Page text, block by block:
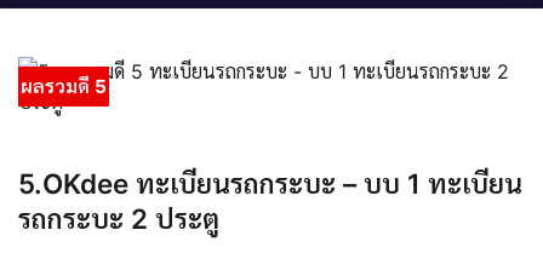
ผลรวมดี 5
5.OKdee ทะเบียนรถกระบะ – บบ 1 ทะเบียน
รถกระบะ 2 ประตู